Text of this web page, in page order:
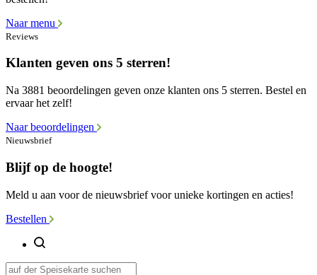
Naar menu
Reviews
Klanten geven ons 5 sterren!
Na 3881 beoordelingen geven onze klanten ons 5 sterren. Bestel en
ervaar het zelf!
Naar beoordelingen
Nieuwsbrief
Blijf op de hoogte!
Meld u aan voor de nieuwsbrief voor unieke kortingen en acties!
Bestellen